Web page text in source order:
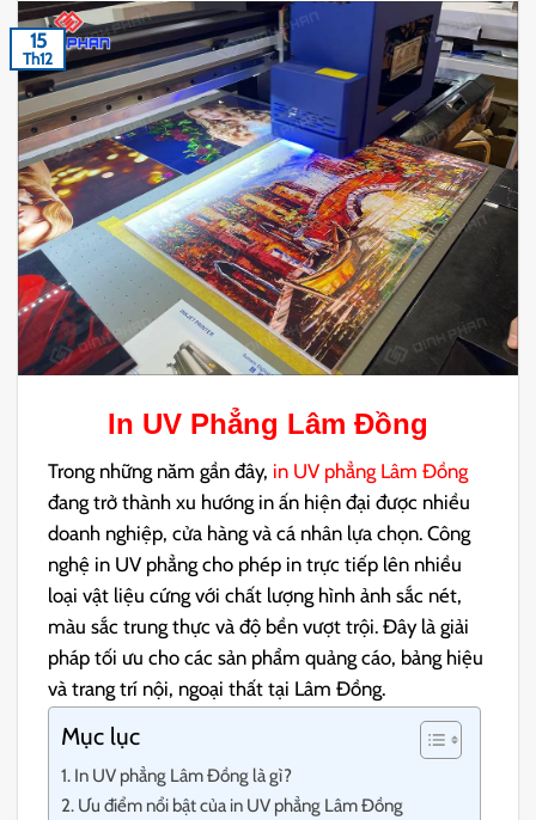
15
Th12
In UV Phẳng Lâm Đồng
Trong những năm gần đây, in UV phẳng Lâm Đồng
đang trở thành xu hướng in ấn hiện đại được nhiều
doanh nghiệp, cửa hàng và cá nhân lựa chọn. Công
nghệ in UV phẳng cho phép in trực tiếp lên nhiều
loại vật liệu cứng với chất lượng hình ảnh sắc nét,
màu sắc trung thực và độ bền vượt trội. Đây là giải
pháp tối ưu cho các sản phẩm quảng cáo, bảng hiệu
và trang trí nội, ngoại thất tại Lâm Đồng.
Mục lục
In UV phẳng Lâm Đồng là gì?
Ưu điểm nổi bật của in UV phẳng Lâm Đồng